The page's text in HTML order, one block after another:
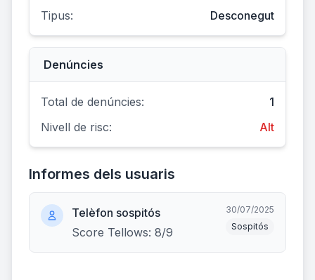
Tipus:
Desconegut
Denúncies
Total de denúncies:
1
Nivell de risc:
Alt
Informes dels usuaris
Telèfon sospitós
Score Tellows: 8/9
30/07/2025
Sospitós